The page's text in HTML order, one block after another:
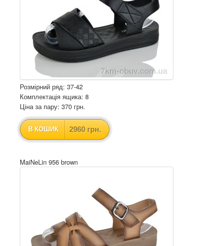
Розмірний ряд: 37-42
Комплектація ящика: 8
Ціна за пару: 370 грн.
В КОШИК 2960 грн.
MaiNeLin 956 brown